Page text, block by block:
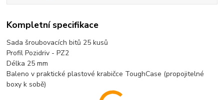
Kompletní specifikace
Sada šroubovacích bitů 25 kusů
Profil Pozidriv -PZ2
Délka 25 mm
Baleno v praktické plastové krabičce ToughCase (propojitelné
boxy k sobě)